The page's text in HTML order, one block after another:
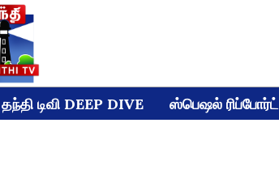
தந்தி டிவி DEEP DIVE ஸ்பெஷல் ரிப்போர்ட்